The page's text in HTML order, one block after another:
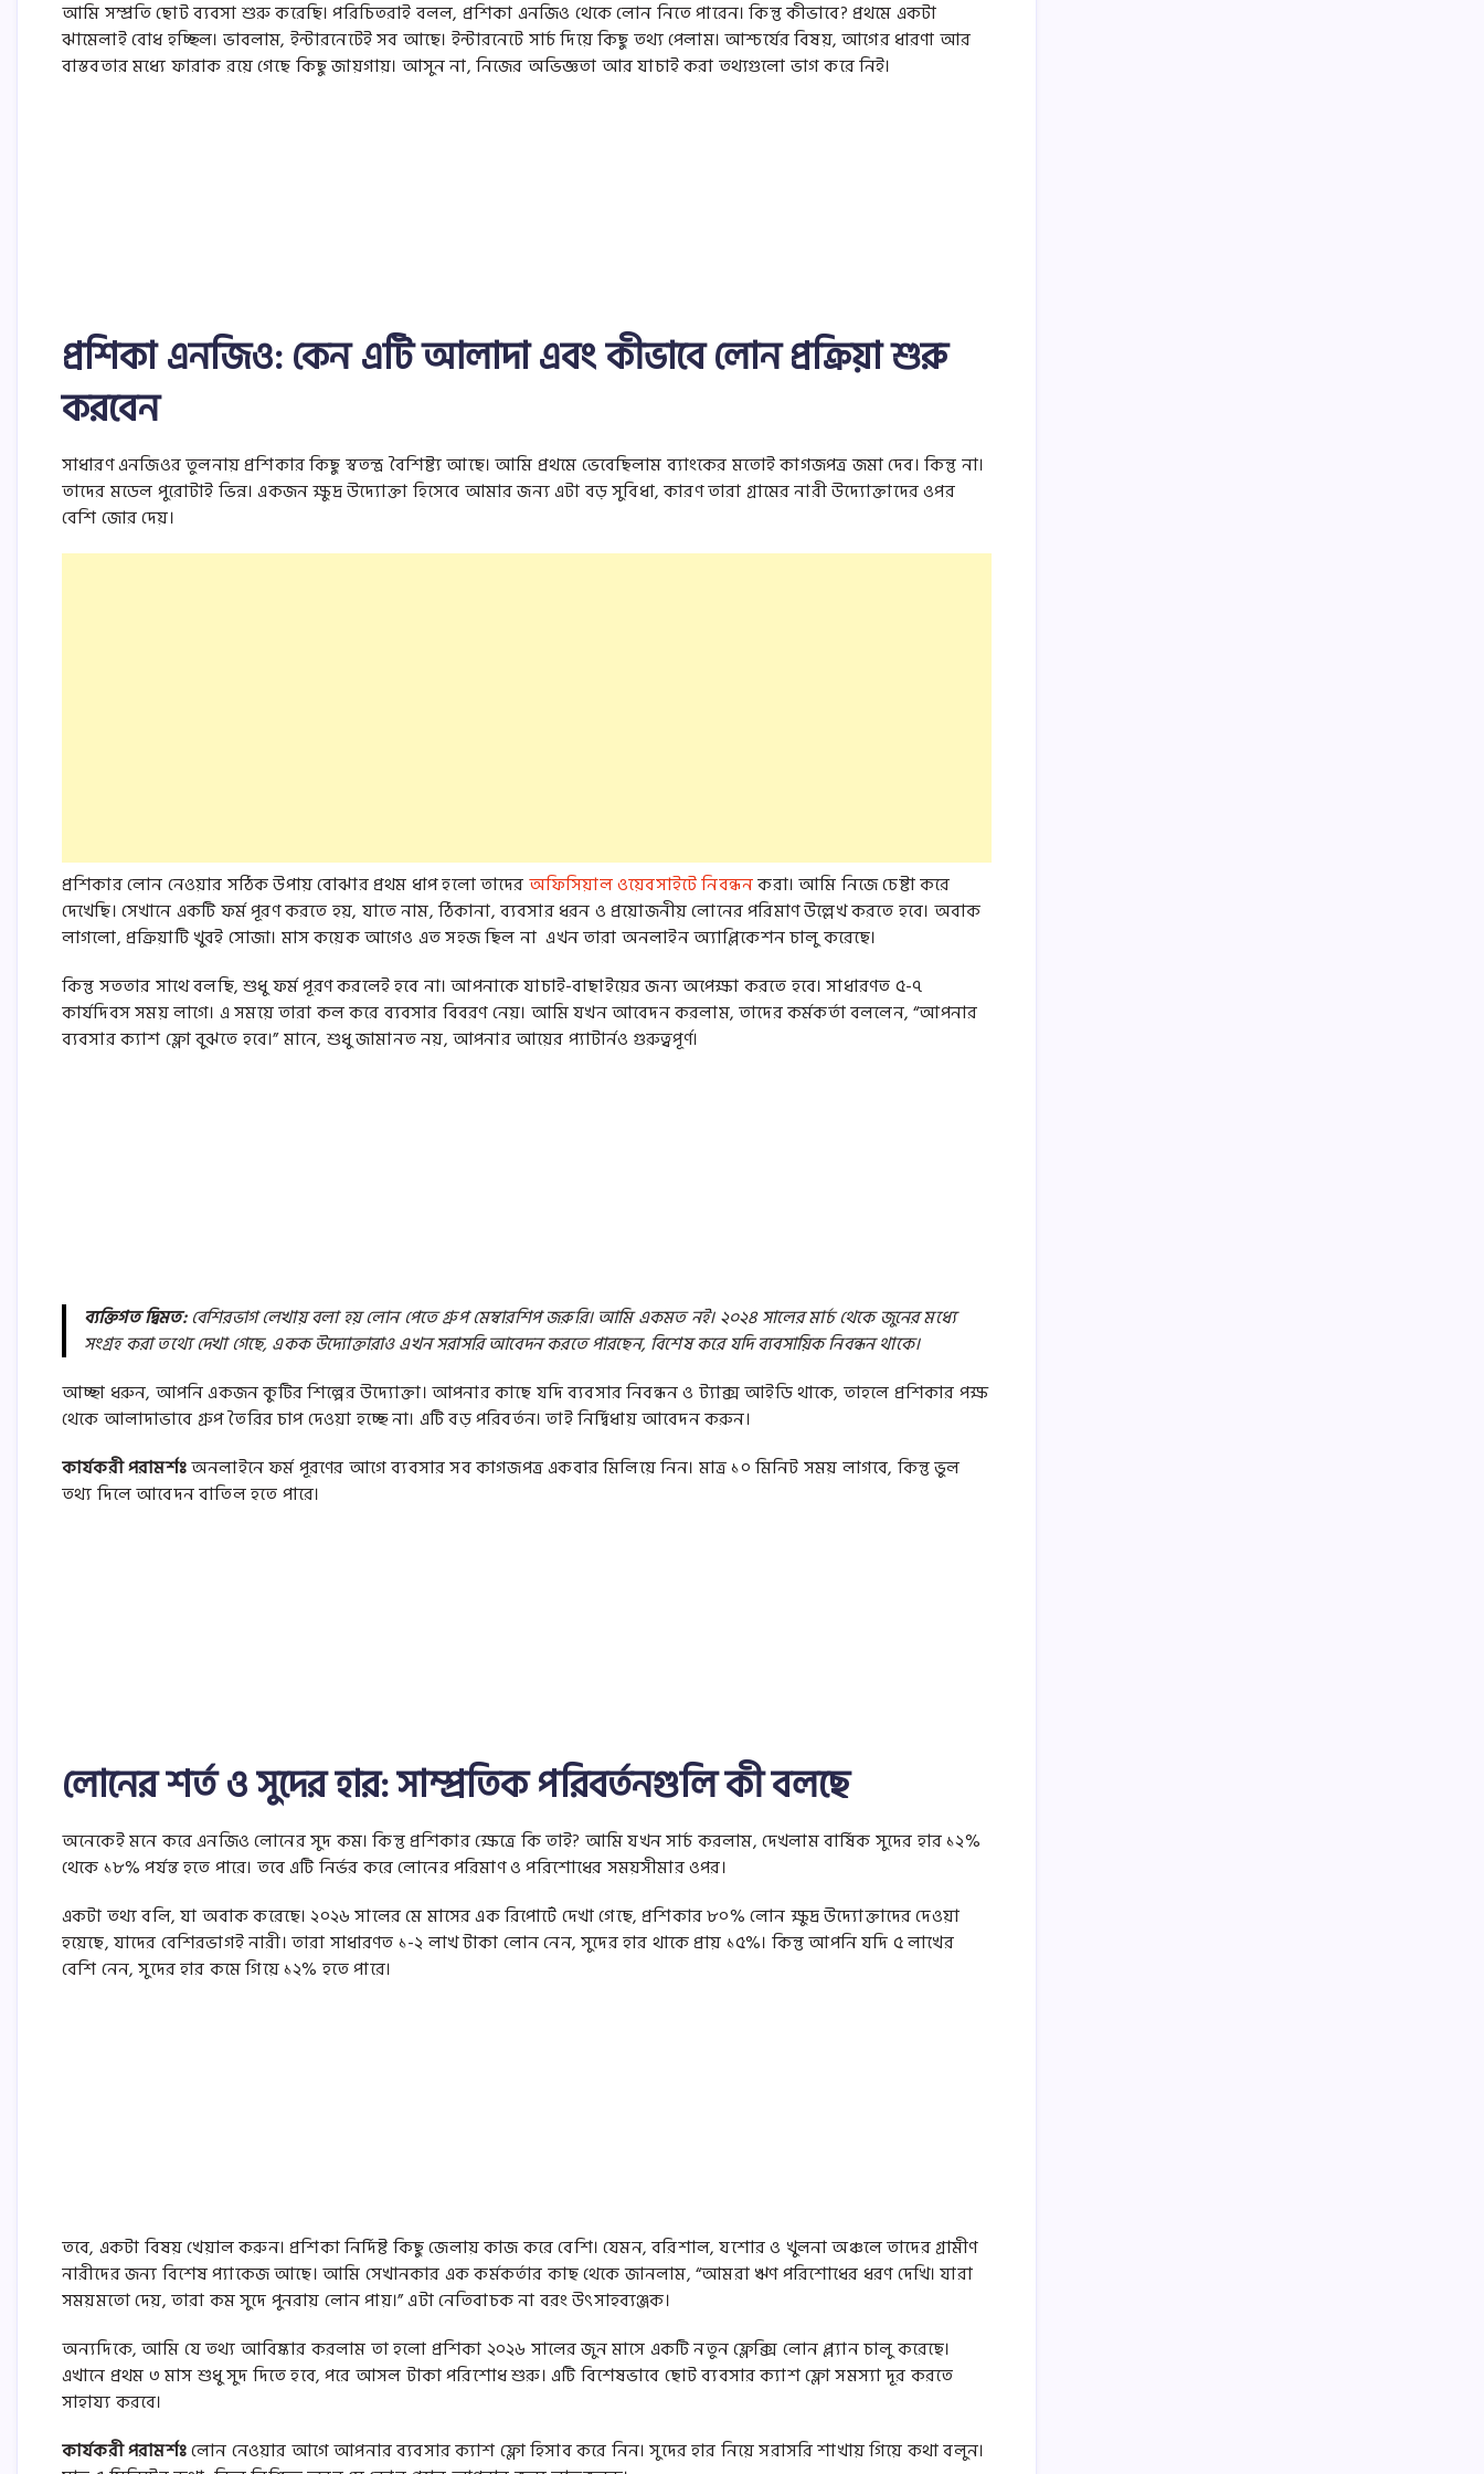
আমি সম্প্রতি ছোট ব্যবসা শুরু করেছি। পরিচিতরাই বলল, প্রশিকা এনজিও থেকে লোন নিতে পারেন। কিন্তু কীভাবে? প্রথমে একটা
ঝামেলাই বোধ হচ্ছিল। ভাবলাম, ইন্টারনেটেই সব আছে। ইন্টারনেটে সার্চ দিয়ে কিছু তথ্য পেলাম। আশ্চর্যের বিষয়, আগের ধারণা আর
বাস্তবতার মধ্যে ফারাক রয়ে গেছে কিছু জায়গায়। আসুন না, নিজের অভিজ্ঞতা আর যাচাই করা তথ্যগুলো ভাগ করে নিই।
প্রশিকা এনজিও: কেন এটি আলাদা এবং কীভাবে লোন প্রক্রিয়া শুরু
করবেন
সাধারণ এনজিওর তুলনায় প্রশিকার কিছু স্বতন্ত্র বৈশিষ্ট্য আছে। আমি প্রথমে ভেবেছিলাম ব্যাংকের মতোই কাগজপত্র জমা দেব। কিন্তু না।
তাদের মডেল পুরোটাই ভিন্ন। একজন ক্ষুদ্র উদ্যোক্তা হিসেবে আমার জন্য এটা বড় সুবিধা, কারণ তারা গ্রামের নারী উদ্যোক্তাদের ওপর
বেশি জোর দেয়।
প্রশিকার লোন নেওয়ার সঠিক উপায় বোঝার প্রথম ধাপ হলো তাদেরঅফিসিয়াল ওয়েবসাইটে নিবন্ধনকরা। আমি নিজে চেষ্টা করে
দেখেছি। সেখানে একটি ফর্ম পূরণ করতে হয়, যাতে নাম, ঠিকানা, ব্যবসার ধরন ও প্রয়োজনীয় লোনের পরিমাণ উল্লেখ করতে হবে। অবাক
লাগলো, প্রক্রিয়াটি খুবই সোজা। মাস কয়েক আগেও এত সহজ ছিল না এখন তারা অনলাইন অ্যাপ্লিকেশন চালু করেছে।
কিন্তু সততার সাথে বলছি, শুধু ফর্ম পূরণ করলেই হবে না। আপনাকে যাচাই-বাছাইয়ের জন্য অপেক্ষা করতে হবে। সাধারণত ৫-৭
কার্যদিবস সময় লাগে। এ সময়ে তারা কল করে ব্যবসার বিবরণ নেয়। আমি যখন আবেদন করলাম, তাদের কর্মকর্তা বললেন, “আপনার
ব্যবসার ক্যাশ ফ্লো বুঝতে হবে।” মানে, শুধু জামানত নয়, আপনার আয়ের প্যাটার্নও গুরুত্বপূর্ণ।
ব্যক্তিগত দ্বিমত:বেশিরভাগ লেখায় বলা হয় লোন পেতে গ্রুপ মেম্বারশিপ জরুরি। আমি একমত নই। ২০২৪ সালের মার্চ থেকে জুনের মধ্যে
সংগ্রহ করা তথ্যে দেখা গেছে, একক উদ্যোক্তারাও এখন সরাসরি আবেদন করতে পারছেন, বিশেষ করে যদি ব্যবসায়িক নিবন্ধন থাকে।
আচ্ছা ধরুন, আপনি একজন কুটির শিল্পের উদ্যোক্তা। আপনার কাছে যদি ব্যবসার নিবন্ধন ও ট্যাক্স আইডি থাকে, তাহলে প্রশিকার পক্ষ
থেকে আলাদাভাবে গ্রুপ তৈরির চাপ দেওয়া হচ্ছে না। এটি বড় পরিবর্তন। তাই নির্দ্বিধায় আবেদন করুন।
কার্যকরী পরামর্শঃঅনলাইনে ফর্ম পূরণের আগে ব্যবসার সব কাগজপত্র একবার মিলিয়ে নিন। মাত্র ১০ মিনিট সময় লাগবে, কিন্তু ভুল
তথ্য দিলে আবেদন বাতিল হতে পারে।
লোনের শর্ত ও সুদের হার: সাম্প্রতিক পরিবর্তনগুলি কী বলছে
অনেকেই মনে করে এনজিও লোনের সুদ কম। কিন্তু প্রশিকার ক্ষেত্রে কি তাই? আমি যখন সার্চ করলাম, দেখলাম বার্ষিক সুদের হার ১২%
থেকে ১৮% পর্যন্ত হতে পারে। তবে এটি নির্ভর করে লোনের পরিমাণ ও পরিশোধের সময়সীমার ওপর।
একটা তথ্য বলি, যা অবাক করেছে। ২০২৬ সালের মে মাসের এক রিপোর্টে দেখা গেছে, প্রশিকার ৮০% লোন ক্ষুদ্র উদ্যোক্তাদের দেওয়া
হয়েছে, যাদের বেশিরভাগই নারী। তারা সাধারণত ১-২ লাখ টাকা লোন নেন, সুদের হার থাকে প্রায় ১৫%। কিন্তু আপনি যদি ৫ লাখের
বেশি নেন, সুদের হার কমে গিয়ে ১২% হতে পারে।
তবে, একটা বিষয় খেয়াল করুন। প্রশিকা নির্দিষ্ট কিছু জেলায় কাজ করে বেশি। যেমন, বরিশাল, যশোর ও খুলনা অঞ্চলে তাদের গ্রামীণ
নারীদের জন্য বিশেষ প্যাকেজ আছে। আমি সেখানকার এক কর্মকর্তার কাছ থেকে জানলাম, “আমরা ঋণ পরিশোধের ধরণ দেখি। যারা
সময়মতো দেয়, তারা কম সুদে পুনরায় লোন পায়।” এটা নেতিবাচক না বরং উৎসাহব্যঞ্জক।
অন্যদিকে, আমি যে তথ্য আবিষ্কার করলাম তা হলো প্রশিকা ২০২৬ সালের জুন মাসে একটি নতুন ফ্লেক্সি লোন প্ল্যান চালু করেছে।
এখানে প্রথম ৩ মাস শুধু সুদ দিতে হবে, পরে আসল টাকা পরিশোধ শুরু। এটি বিশেষভাবে ছোট ব্যবসার ক্যাশ ফ্লো সমস্যা দূর করতে
সাহায্য করবে।
কার্যকরী পরামর্শঃলোন নেওয়ার আগে আপনার ব্যবসার ক্যাশ ফ্লো হিসাব করে নিন। সুদের হার নিয়ে সরাসরি শাখায় গিয়ে কথা বলুন।